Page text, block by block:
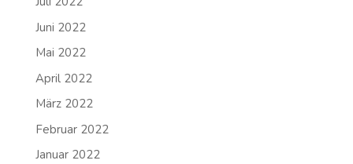
Juni 2022
Mai 2022
April 2022
März 2022
Februar 2022
Januar 2022